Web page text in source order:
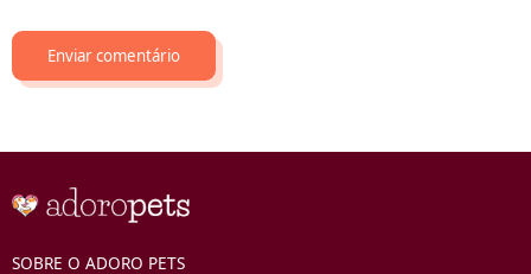
SOBRE O ADORO PETS